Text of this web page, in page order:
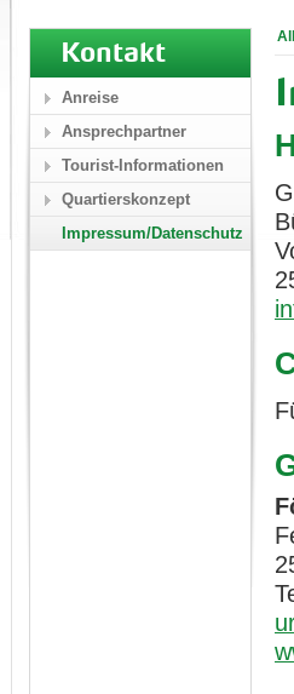
Kontakt
Anreise
Ansprechpartner
Tourist-Informationen
Quartierskonzept
Impressum/Datenschutz